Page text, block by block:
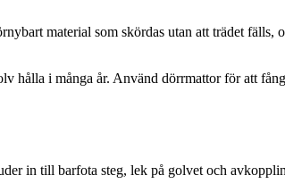
material som skördas utan att trädet fälls,
hålla i många år. Använd dörrmattor för att
in till barfota steg, lek på golvet och